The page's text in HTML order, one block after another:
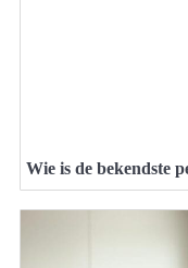
Wie is de bekendste